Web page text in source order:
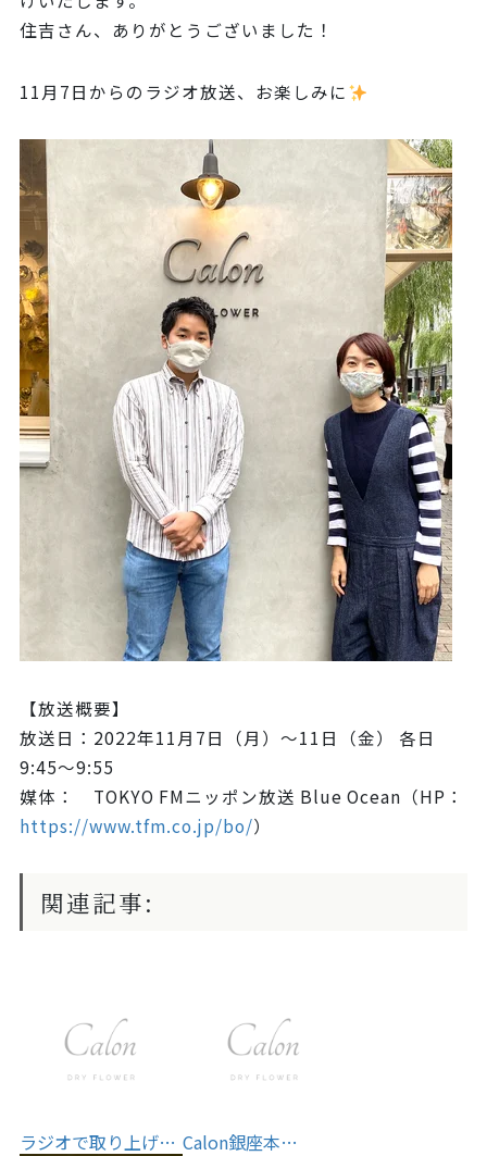
住吉さん、ありがとうございました！
11月7日からのラジオ放送、お楽しみに
【放送概要】
放送日：2022年11月7日（月）〜11日（金） 各日
9:45～9:55
媒体： TOKYO FMニッポン放送 Blue Ocean（HP：
https://www.tfm.co.jp/bo/）
関連記事:
ラジオで取り上げ… Calon銀座本…